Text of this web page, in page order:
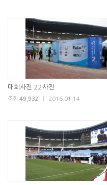
대회사진 22사진
조회 49,932 2016.01.14